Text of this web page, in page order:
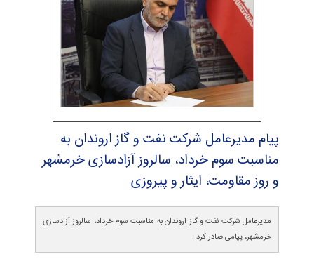
پیام مدیرعامل شركت نفت و گاز اروندان به
مناسبت سوم خرداد، سالروز آزادسازی خرمشهر
و روز مقاومت، ایثار و پیروزی
مدیرعامل شرکت نفت و گاز اروندان به مناسبت سوم خرداد، سالروز آزادسازی
خرمشهر، پیامی صادر کرد.